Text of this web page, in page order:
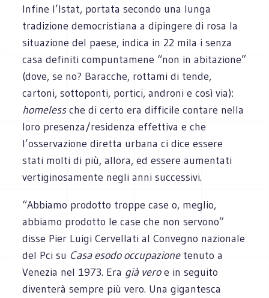
Infine l’Istat, portata secondo una lunga
tradizione democristiana a dipingere di rosa la
situazione del paese, indica in 22 mila i senza
casa definiti compuntamene “non in abitazione”
(dove, se no? Baracche, rottami di tende,
cartoni, sottoponti, portici, androni e così via):
homelessche di certo era difficile contare nella
loro presenza/residenza effettiva e che
l’osservazione diretta urbana ci dice essere
stati molti di più, allora, ed essere aumentati
vertiginosamente negli anni successivi.
“Abbiamo prodotto troppe case o, meglio,
abbiamo prodotto le case che non servono”
disse Pier Luigi Cervellati al Convegno nazionale
del Pci su Casa esodo occupazionetenuto a
Venezia nel 1973. Era già veroe in seguito
diventerà sempre più vero. Una gigantesca